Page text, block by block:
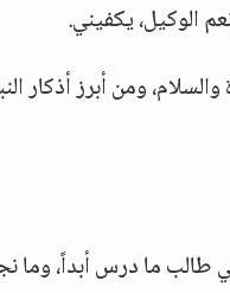
الوكيل، يكفيني.
ومن أبرز أذكار
طالب ما درس أبداً، وما